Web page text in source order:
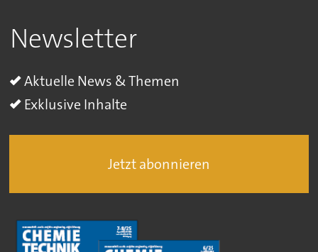
Newsletter
Aktuelle News & Themen
Exklusive Inhalte
Jetzt abonnieren